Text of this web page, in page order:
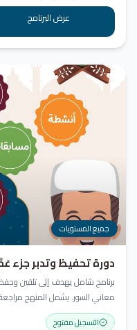
عرض البرنامج
جميع المستويات
دورة تحفيظ وتدبر جزء
برنامج شامل يهدف إلى تلقين وحفظ
معاني السور. يشمل المنهج مراجعة
القرآنية من خلال أنشطة تفاعلية
التسجيل مفتوح